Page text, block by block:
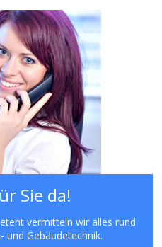
Sie da!
vermitteln wir alles rund
und Gebäudetechnik.